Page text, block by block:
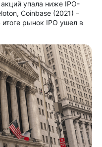
упала ниже IPO-
Coinbase (2021) –
рынок IPO ушел в